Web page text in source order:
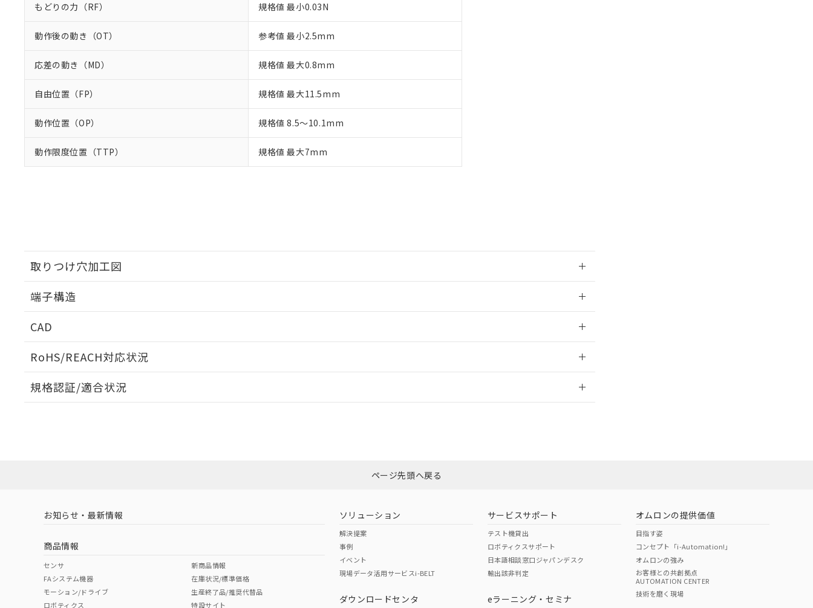
もどりの力（RF） 規格値 最小0.03N
動作後の動き（OT） 参考値 最小2.5mm
応差の動き（MD） 規格値 最大0.8mm
自由位置（FP） 規格値 最大11.5mm
動作位置（OP） 規格値 8.5～10.1mm
動作限度位置（TTP） 規格値 最大7mm
取りつけ穴加工図
端子構造
CAD
RoHS/REACH対応状況
EU RoHS 注意事項・凡例
ダウンロードはこちら
中国 RoHS 注意事項・凡例
中国 RoHS表
Pb Hg Cr(VI)
規格認証/適合状況
ページ先頭へ戻る
お知らせ・最新情報
商品情報
センサ
FAシステム機器
モーション/ドライブ
ロボティクス
新商品情報
在庫状況/標準価格
生産終了品/推奨代替品
特設サイト
ソリューション
解決提案
事例
イベント
現場データ活用サービスi-BELT
ダウンロードセンタ
サービスサポート
テスト機貸出
ロボティクスサポート
日本語相談窓口ジャパンデスク
輸出該非判定
eラーニング・セミナ
オムロンの提供価値
目指す姿
コンセプト「i-Automation!」
オムロンの強み
お客様との共創拠点
AUTOMATION CENTER
技術を磨く現場